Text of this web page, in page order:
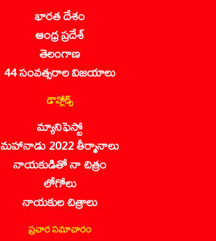
భారత దేశం
ఆంధ్ర ప్రదేశ్
తెలంగాణ
44 సంవత్సరాల విజయాలు
డౌన్లోడ్స్
మ్యానిఫెస్టో
మహానాడు 2022 తీర్మానాలు
నాయకుడితో నా చిత్రం
లోగోలు
నాయకుల చిత్రాలు
ప్రచార సమాచారం